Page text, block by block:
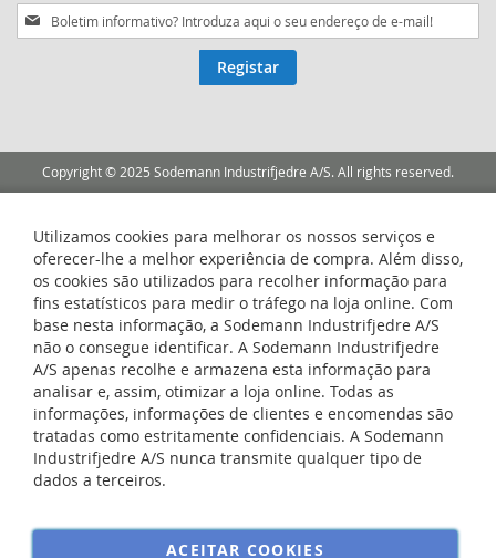
Subscreva
a
Registar
Copyright © 2025 Sodemann Industrifjedre A/S. All rights reserved.
Utilizamos cookies para melhorar os nossos serviços e
oferecer-lhe a melhor experiência de compra. Além disso,
os cookies são utilizados para recolher informação para
fins estatísticos para medir o tráfego na loja online. Com
base nesta informação, a Sodemann Industrifjedre A/S
não o consegue identificar. A Sodemann Industrifjedre
A/S apenas recolhe e armazena esta informação para
analisar e, assim, otimizar a loja online. Todas as
informações, informações de clientes e encomendas são
tratadas como estritamente confidenciais. A Sodemann
Industrifjedre A/S nunca transmite qualquer tipo de
dados a terceiros.
ACEITAR COOKIES